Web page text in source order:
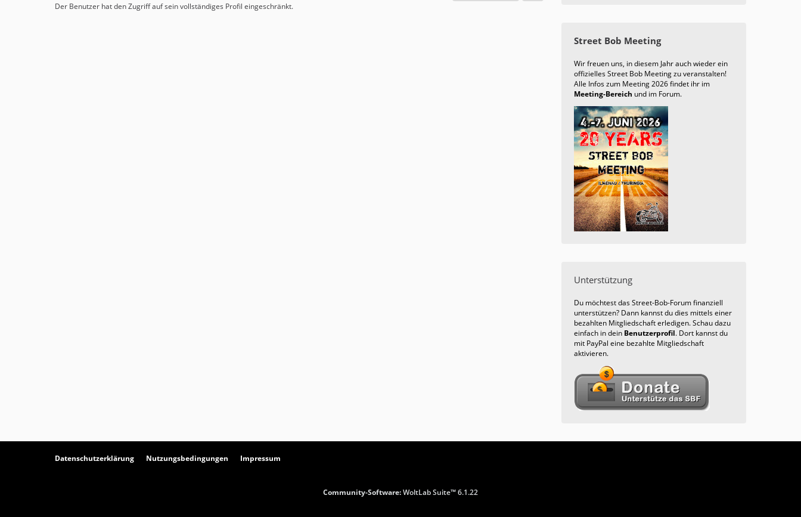
Der Benutzer hat den Zugriff auf sein vollständiges Profil eingeschränkt.
Street Bob Meeting
Wir freuen uns, in diesem Jahr auch wieder ein
offizielles Street Bob Meeting zu veranstalten!
Alle Infos zum Meeting 2026 findet ihr im
Meeting-Bereich und im Forum.
Unterstützung
Du möchtest das Street-Bob-Forum finanziell
unterstützen? Dann kannst du dies mittels einer
bezahlten Mitgliedschaft erledigen. Schau dazu
einfach in dein Benutzerprofil. Dort kannst du
mit PayPal eine bezahlte Mitgliedschaft
aktivieren.
Datenschutzerklärung Nutzungsbedingungen Impressum
Community-Software:WoltLab Suite™ 6.1.22